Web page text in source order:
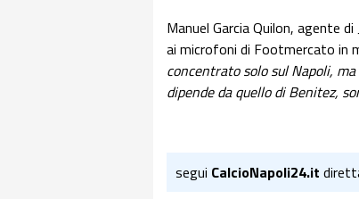
Manuel Garcia Quilon, agente
ai microfoni di Footmercato in
concentrato solo sul Napoli,
dipende da quello di Benitez,
segui CalcioNapoli24.it